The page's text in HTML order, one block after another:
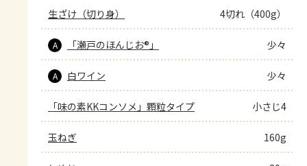
生ざけ（切り身） 4切れ（400g）
A 「瀬戸のほんじお®」 少々
A 白ワイン 少々
「味の素KKコンソメ」顆粒タイプ 小さじ4
玉ねぎ 160g